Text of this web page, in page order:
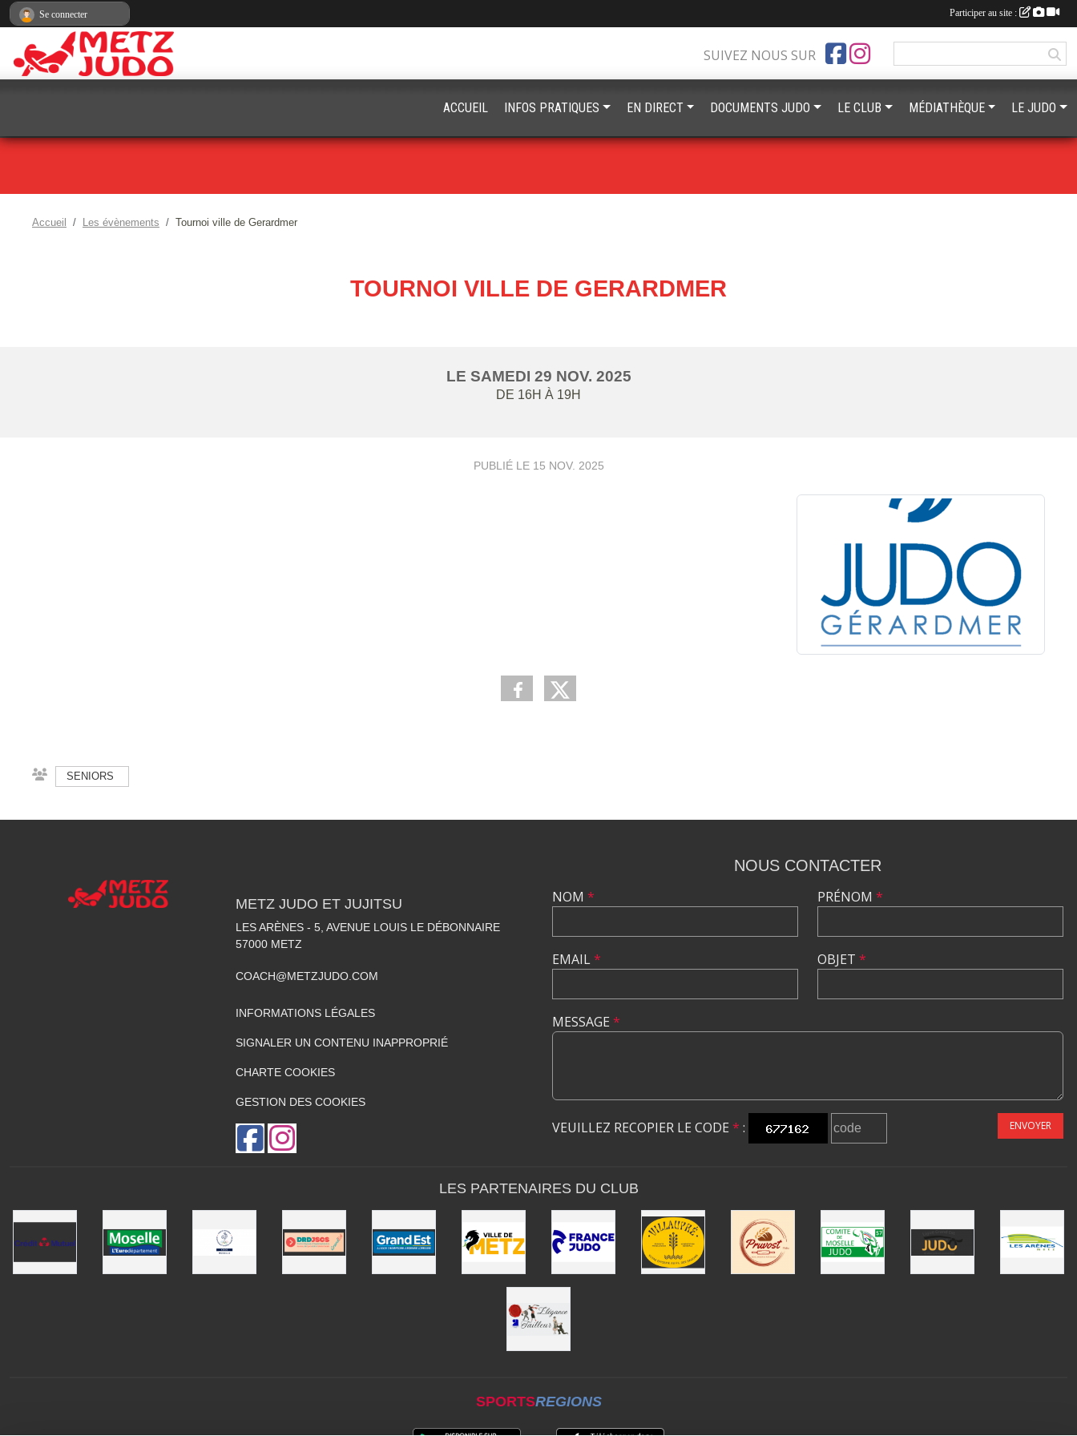
Accueil Les évènements Tournoi ville de Gerardmer
TOURNOI VILLE DE GERARDMER
LE SAMEDI 29 NOV. 2025
DE 16H À 19H
PUBLIÉ LE 15 NOV. 2025
SENIORS
SUIVEZ NOUS SUR
ACCUEIL INFOS PRATIQUES EN DIRECT DOCUMENTS JUDO LE CLUB MÉDIATHÈQUE LE JUDO
METZ JUDO ET JUJITSU
LES ARÈNES - 5, AVENUE LOUIS LE DÉBONNAIRE
57000 METZ
COACH@METZJUDO.COM
INFORMATIONS LÉGALES
SIGNALER UN CONTENU INAPPROPRIÉ
CHARTE COOKIES
GESTION DES COOKIES
NOUS CONTACTER
NOM *
EMAIL*
PRÉNOM *
OBJET *
MESSAGE *
VEUILLEZ RECOPIER LE CODE * : ENVOYER
LES PARTENAIRES DU CLUB
SPORTSREGIONS
Se connecter Participer au site :
Panneau de gestion des cookies